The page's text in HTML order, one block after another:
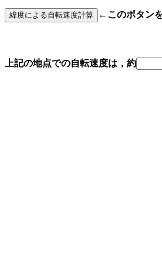
←このボタン
上記の地点での自転速度は，約